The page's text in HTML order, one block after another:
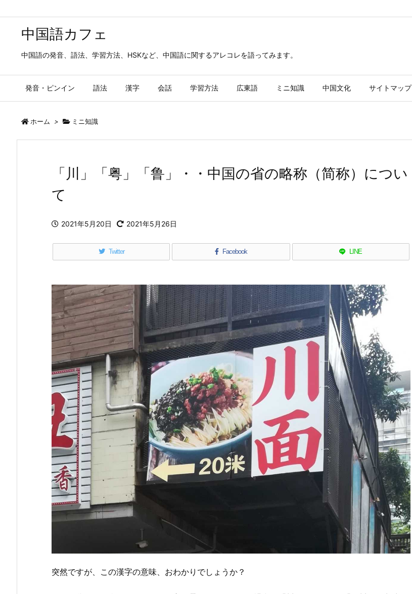
中国語カフェ
中国語の発音、語法、学習方法、HSKなど、中国語に関するアレコレを語ってみます。
発音・ピンイン 語法 漢字 会話 学習方法 広東語 ミニ知識 中国文化 サイトマップ
ホーム > ミニ知識
「川」「粤」「鲁」・・中国の省の略称（简称）につい
て
2021年5月20日 2021年5月26日
Twitter Facebook LINE
突然ですが、この漢字の意味、おわかりでしょうか？